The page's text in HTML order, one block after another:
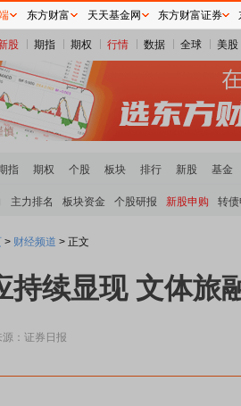
股 期指 期权 行情 数据 全球 美股
指 期权 个股 板块 排行 新股 基金
主力排名 板块资金 个股研报 新股申购 转债
> 财经频道 > 正文
持续显现 文体旅
源：证券日报
东方财富 天天基金网 东方财富证券